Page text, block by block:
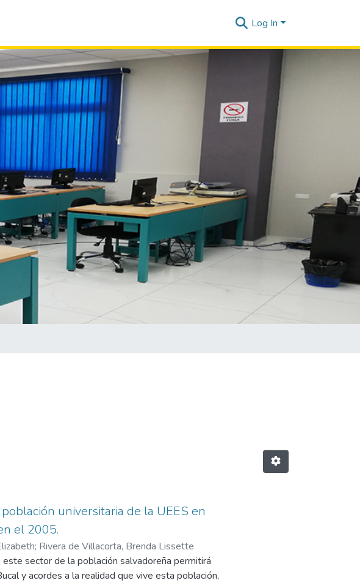
Log In
universitaria de la UEES en
el 2005.
; Rivera de Villacorta, Brenda Lissette
sector de la población salvadoreña permitirá
y acordes a la realidad que vive esta población,